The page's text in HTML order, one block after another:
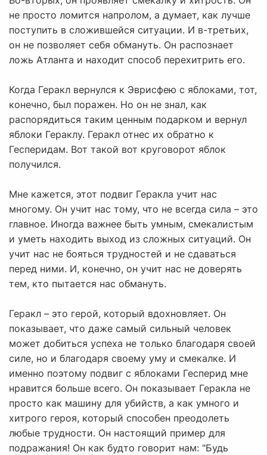
не просто ломится напролом, а думает, как лучше
поступить в сложившейся ситуации. И в-третьих,
он не позволяет себя обмануть. Он распознает
ложь Атланта и находит способ перехитрить его.
Когда Геракл вернулся к Эврисфею с яблоками, тот,
конечно, был поражен. Но он не знал, как
распорядиться таким ценным подарком и вернул
яблоки Гераклу. Геракл отнес их обратно к
Гесперидам. Вот такой вот круговорот яблок
получился.
Мне кажется, этот подвиг Геракла учит нас
многому. Он учит нас тому, что не всегда сила – это
главное. Иногда важнее быть умным, смекалистым
и уметь находить выход из сложных ситуаций. Он
учит нас не бояться трудностей и не сдаваться
перед ними. И, конечно, он учит нас не доверять
тем, кто пытается нас обмануть.
Геракл – это герой, который вдохновляет. Он
показывает, что даже самый сильный человек
может добиться успеха не только благодаря своей
силе, но и благодаря своему уму и смекалке. И
именно поэтому подвиг с яблоками Гесперид мне
нравится больше всего. Он показывает Геракла не
просто как машину для убийств, а как умного и
хитрого героя, который способен преодолеть
любые трудности. Он настоящий пример для
подражания! Он как будто говорит нам: "Будь